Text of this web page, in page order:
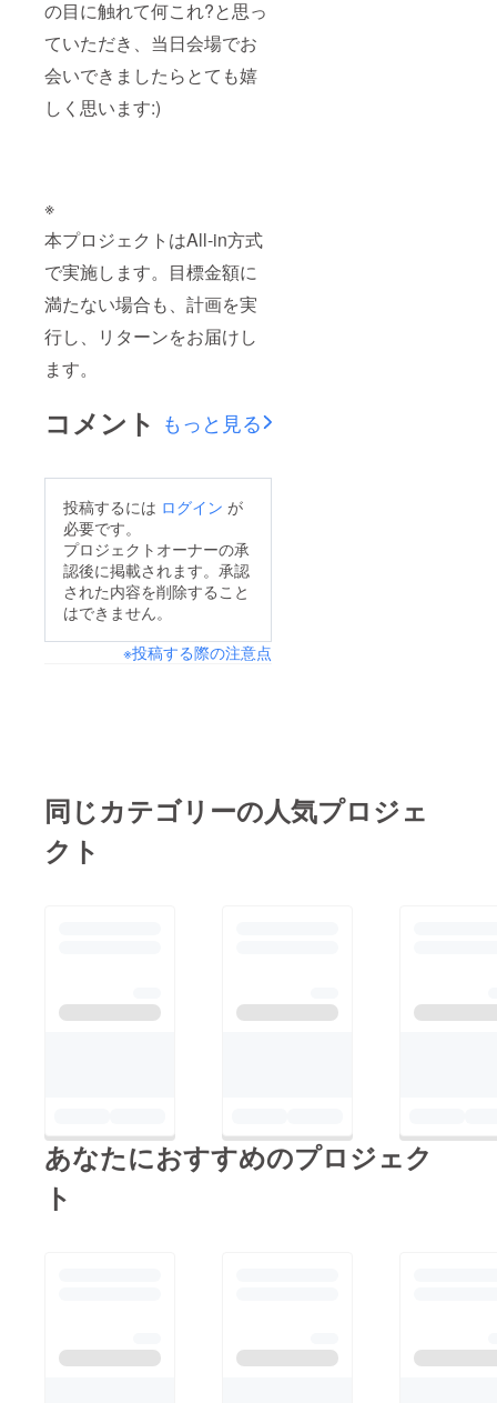
の目に触れて何これ?と思っ
ていただき、当日会場でお
会いできましたらとても嬉
しく思います:)
※
本プロジェクトはAll-in方式
で実施します。目標金額に
満たない場合も、計画を実
行し、リターンをお届けし
ます。
コメント もっと見る
投稿するには ログイン が
必要です。
プロジェクトオーナーの承
認後に掲載されます。承認
された内容を削除すること
はできません。
※投稿する際の注意点
同じカテゴリーの人気プロジェ
クト
あなたにおすすめのプロジェク
ト